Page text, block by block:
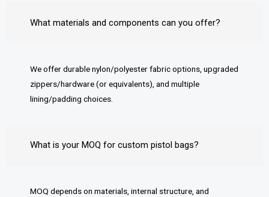
What materials and components can you offer?
We offer durable nylon/polyester fabric options, upgraded
zippers/hardware (or equivalents), and multiple
lining/padding choices.
What is your MOQ for custom pistol bags?
MOQ depends on materials, internal structure, and